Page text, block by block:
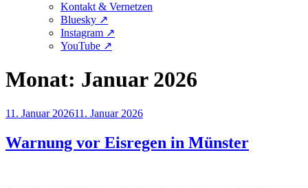
Kontakt & Vernetzen
Bluesky ↗️
Instagram ↗️
YouTube ↗️
Monat: Januar 2026
Veröffentlicht
11. Januar 202611. Januar 2026
Warnung vor Eisregen in Münster